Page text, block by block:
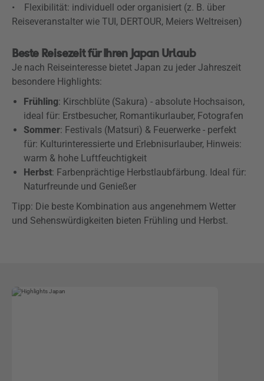
• Flexibilität: individuell oder organisiert (z. B. über
Reiseveranstalter wie TUI, DERTOUR, Meiers Weltreisen)
Beste Reisezeit für Ihren Japan Urlaub
Je nach Reiseinteresse bietet Japan zu jeder Jahreszeit
besondere Highlights:
Frühling: Kirschblüte (Sakura) - absolute Hochsaison,
ideal für: Erstbesucher, Romantikurlauber, Fotografen
Sommer: Festivals (Matsuri) & Feuerwerke - perfekt
für: Kulturinteressierte und Erlebnisurlauber, Hinweis:
warm & hohe Luftfeuchtigkeit
Herbst: Farbenprächtige Herbstlaubfärbung. Ideal für:
Naturfreunde und Genießer
Tipp: Die beste Kombination aus angenehmem Wetter
und Sehenswürdigkeiten bieten Frühling und Herbst.